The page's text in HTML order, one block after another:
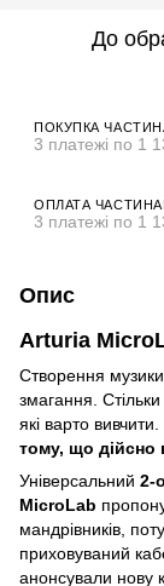
До
ПОКУПКА
3 платежі по 1
ОПЛАТА
3 платежі по 1
Опис
Arturia
Створення музики
змагання. Стільки
які варто вивчити.
тому, що дійсно
Універсальний 2-
MicroLab
мандрівників,
приховуваний
анонсували нову